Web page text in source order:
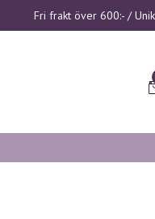
Fri frakt över 600:- /